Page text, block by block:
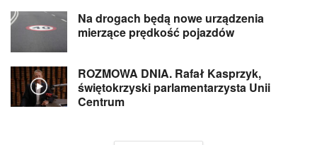
Na drogach będą nowe urządzenia
mierzące prędkość pojazdów
ROZMOWA DNIA. Rafał Kasprzyk,
świętokrzyski parlamentarzysta Unii
Centrum